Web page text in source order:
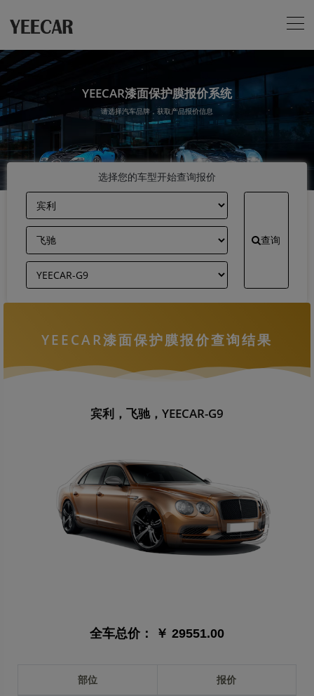
YEECAR漆面保护膜报价系统
请选择汽车品牌，获取产品报价信息
选择您的车型开始查询报价
查询
YEECAR漆面保护膜报价查询结果
宾利，飞驰，YEECAR-G9
全车总价： ￥ 29551.00
部位 报价